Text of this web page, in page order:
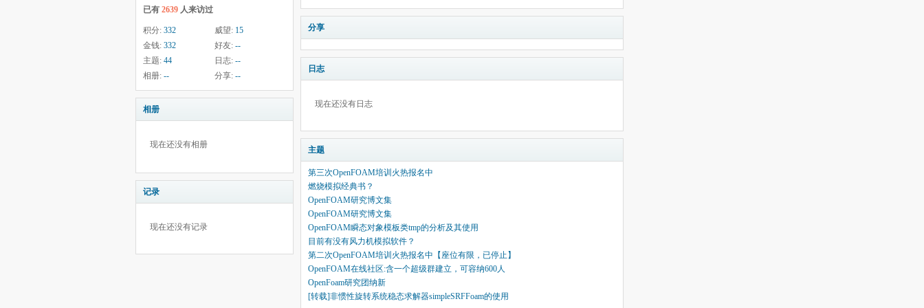
已有 2639 人来访过
积分: 332 威望: 15
金钱: 332 好友: --
主题: 44 日志: --
相册: -- 分享: --
相册
现在还没有相册
记录
现在还没有记录
分享
日志
现在还没有日志
主题
第三次OpenFOAM培训火热报名中
燃烧模拟经典书？
OpenFOAM研究博文集
OpenFOAM研究博文集
OpenFOAM瞬态对象模板类tmp的分析及其使用
目前有没有风力机模拟软件？
第二次OpenFOAM培训火热报名中【座位有限，已停止】
OpenFOAM在线社区:含一个超级群建立，可容纳600人
OpenFoam研究团纳新
[转载]非惯性旋转系统稳态求解器simpleSRFFoam的使用